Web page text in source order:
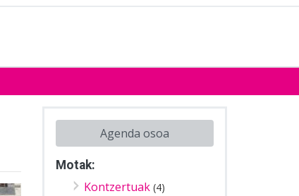
Agenda osoa
Motak:
Kontzertuak (4)